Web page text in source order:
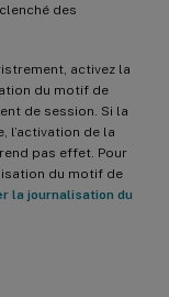
des
activez la
du motif de
de session. Si la
l’activation de la
pas effet. Pour
du motif de
la journalisation du